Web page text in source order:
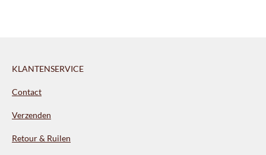
KLANTENSERVICE
Contact
Verzenden
Retour & Ruilen